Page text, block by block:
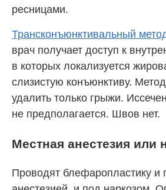
ресницами.
Трансконъюнктивальный
врач получает доступ к
в которых локализуется
слизистую конъюнктиву.
удалить только грыжи.
не предполагается. Швов нет.
Местная анестезия или
Проводят блефаропластику и